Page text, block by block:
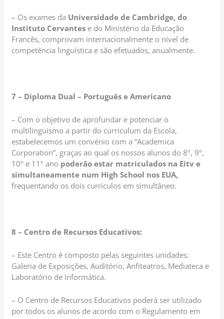
– Os exames da Universidade de Cambridge, do
Instituto Cervantes e do Ministério da Educação
Francês, comprovam internacionalmente o nível de
competência linguística e são efetuados, anualmente.
7 – Diploma Dual – Português e Americano
– Com o objetivo de aprofundar e potenciar o
multilinguismo a partir do curriculum da Escola,
estabelecemos um convénio com a “Academica
Corporation”, graças ao qual os nossos alunos do 8º, 9º,
10º e 11º ano poderão estar matriculados na Eitv e
simultaneamente num High School nos EUA,
frequentando os dois currículos em simultâneo.
8 – Centro de Recursos Educativos:
– Este Centro é composto pelas seguintes unidades:
Galeria de Exposições, Auditório, Anfiteatros, Mediateca e
Laboratório de Informática.
– O Centro de Recursos Educativos poderá ser utilizado
por todos os alunos de acordo com o Regulamento em